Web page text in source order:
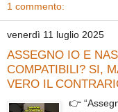
1 commento:
venerdì 11 luglio 2025
ASSEGNO IO E
COMPATIBILI? SI,
VERO IL
👉